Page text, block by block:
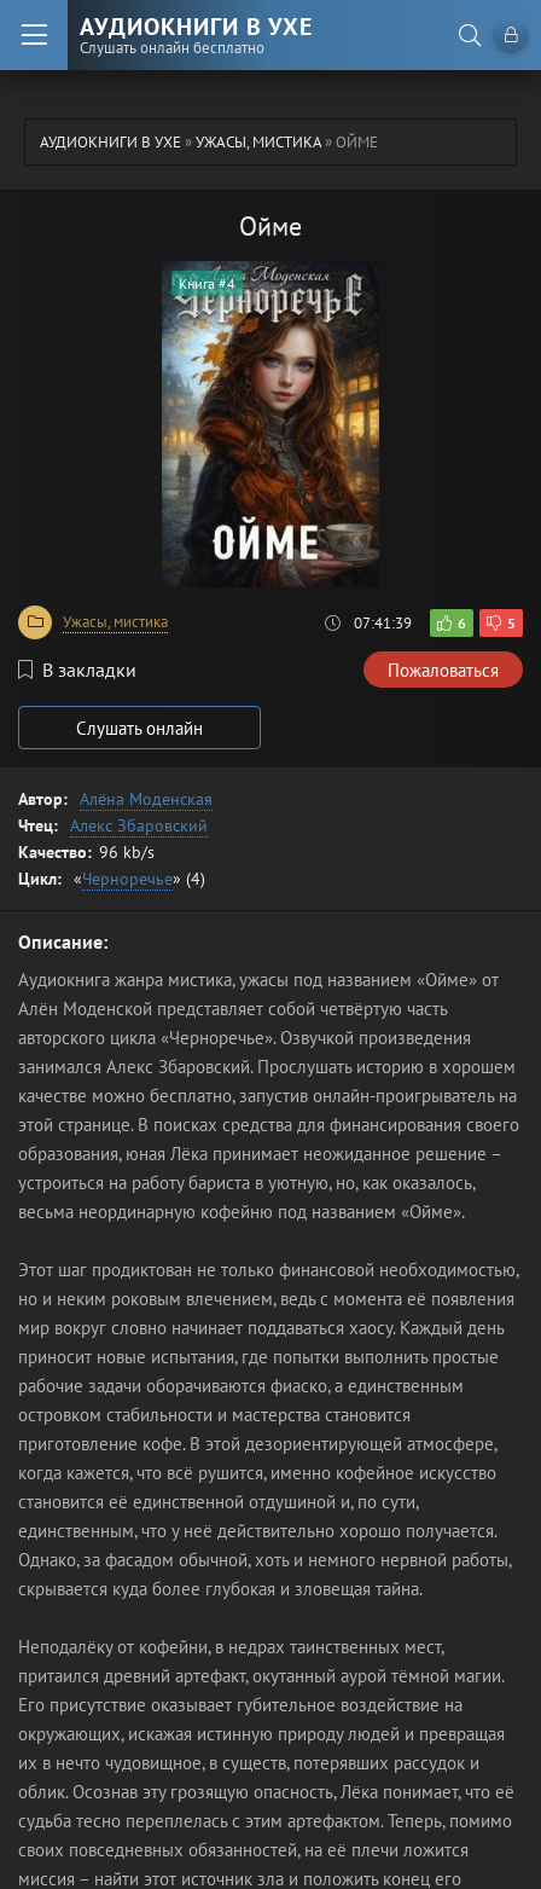
АУДИОКНИГИ В УХЕ
Слушать онлайн бесплатно
АУДИОКНИГИ В УХЕ»УЖАСЫ, МИСТИКА» ОЙМЕ
Ойме
Книга #4
Ужасы, мистика 07:41:39 6 5
В закладки Пожаловаться
Слушать онлайн
Автор: Алёна Моденская
Чтец: Алекс Збаровский
Качество: 96 kb/s
Цикл: «Черноречье» (4)
Описание:
Аудиокнига жанра мистика, ужасы под названием «Ойме» от
Алён Моденской представляет собой четвёртую часть
авторского цикла «Черноречье». Озвучкой произведения
занимался Алекс Збаровский. Прослушать историю в хорошем
качестве можно бесплатно, запустив онлайн-проигрыватель на
этой странице. В поисках средства для финансирования своего
образования, юная Лёка принимает неожиданное решение –
устроиться на работу бариста в уютную, но, как оказалось,
весьма неординарную кофейню под названием «Ойме».
Этот шаг продиктован не только финансовой необходимостью,
но и неким роковым влечением, ведь с момента её появления
мир вокруг словно начинает поддаваться хаосу. Каждый день
приносит новые испытания, где попытки выполнить простые
рабочие задачи оборачиваются фиаско, а единственным
островком стабильности и мастерства становится
приготовление кофе. В этой дезориентирующей атмосфере,
когда кажется, что всё рушится, именно кофейное искусство
становится её единственной отдушиной и, по сути,
единственным, что у неё действительно хорошо получается.
Однако, за фасадом обычной, хоть и немного нервной работы,
скрывается куда более глубокая и зловещая тайна.
Неподалёку от кофейни, в недрах таинственных мест,
притаился древний артефакт, окутанный аурой тёмной магии.
Его присутствие оказывает губительное воздействие на
окружающих, искажая истинную природу людей и превращая
их в нечто чудовищное, в существ, потерявших рассудок и
облик. Осознав эту грозящую опасность, Лёка понимает, что её
судьба тесно переплелась с этим артефактом. Теперь, помимо
своих повседневных обязанностей, на её плечи ложится
миссия – найти этот источник зла и положить конец его